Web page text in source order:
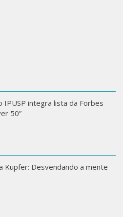
IPUSP integra lista da Forbes
50”
Kupfer: Desvendando a mente